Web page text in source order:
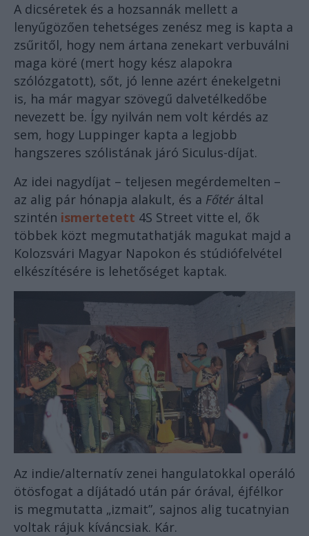
A dicséretek és a hozsannák mellett a
lenyűgözően tehetséges zenész meg is kapta a
zsűritől, hogy nem ártana zenekart verbuválni
maga köré (mert hogy kész alapokra
szólózgatott), sőt, jó lenne azért énekelgetni
is, ha már magyar szövegű dalvetélkedőbe
nevezett be. Így nyilván nem volt kérdés az
sem, hogy Luppinger kapta a legjobb
hangszeres szólistának járó Siculus-díjat.
Az idei nagydíjat – teljesen megérdemelten –
az alig pár hónapja alakult, és a Főtér által
szintén ismertetett 4S Street vitte el, ők
többek közt megmutathatják magukat majd a
Kolozsvári Magyar Napokon és stúdiófelvétel
elkészítésére is lehetőséget kaptak.
Az indie/alternatív zenei hangulatokkal operáló
ötösfogat a díjátadó után pár órával, éjfélkor
is megmutatta „izmait”, sajnos alig tucatnyian
voltak rájuk kíváncsiak. Kár.